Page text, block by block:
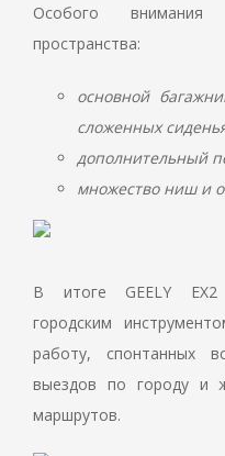
Особого внимания
пространства:
основной
сложенных
дополнительный
множество ниш и
В итоге GEELY EX2
городским
работу, спонтанных
выездов по городу и
маршрутов.